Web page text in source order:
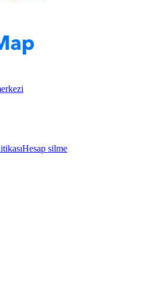
Hesap silme